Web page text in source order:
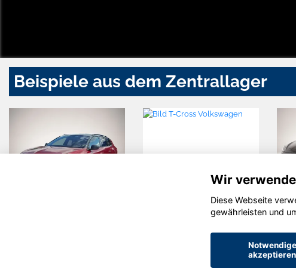
Beispiele aus dem Zentrallager
Volkswagen
Wir
Diese Webseite
gewährleisten und
Notwendige
akzeptieren